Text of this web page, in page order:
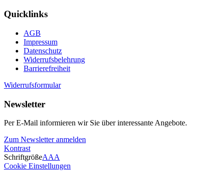
Quicklinks
AGB
Impressum
Datenschutz
Widerrufsbelehrung
Barrierefreiheit
Widerrufsformular
Newsletter
Per E-Mail informieren wir Sie über interessante Angebote.
Zum Newsletter anmelden
Kontrast
SchriftgrößeAAA
Cookie Einstellungen